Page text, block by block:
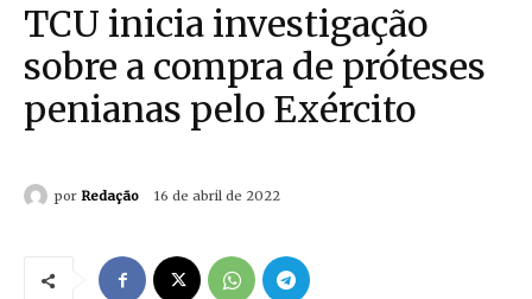
TCU inicia investigação
sobre a compra de próteses
penianas pelo Exército
por Redação 16 de abril de 2022